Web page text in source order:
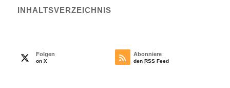
INHALTS­VERZEICHNIS
Folgen
on X
Abonniere
den RSS Feed